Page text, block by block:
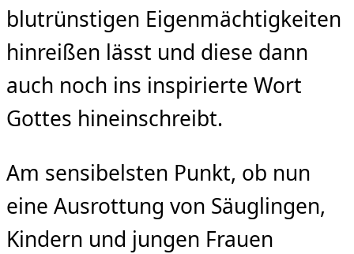
blutrünstigen Eigenmächtigkeiten
hinreißen lässt und diese dann
auch noch ins inspirierte Wort
Gottes hineinschreibt.
Am sensibelsten Punkt, ob nun
eine Ausrottung von Säuglingen,
Kindern und jungen Frauen